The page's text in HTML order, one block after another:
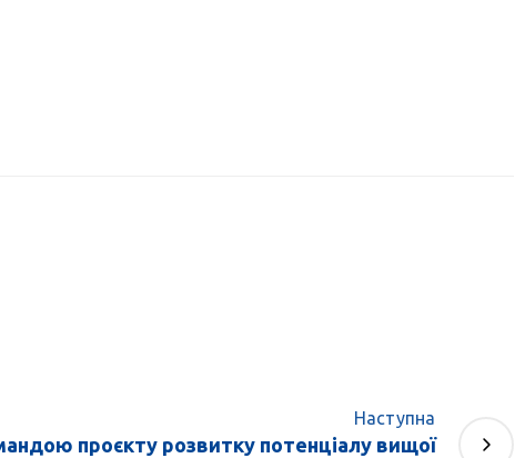
Наступна
проєкту розвитку потенціалу вищої